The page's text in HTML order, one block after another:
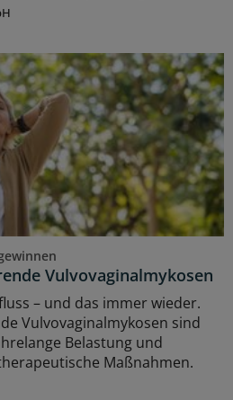
Vulvovaginalmykosen
– und das immer wieder.
Vulvovaginalmykosen sind
Belastung und
Maßnahmen.